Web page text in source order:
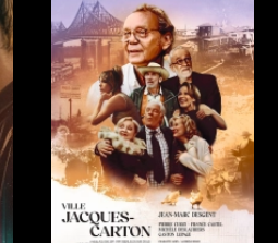
Caron Michel
Carré Louise
Carrière Bruno
Carter Peter
Castillo Nardo
Cayer Marc
Chabot Mario